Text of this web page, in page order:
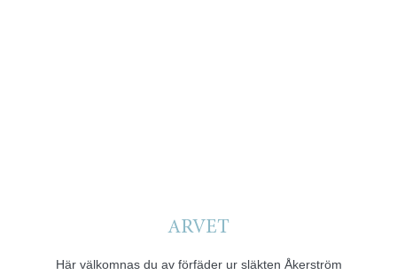
ARVET
Här välkomnas du av förfäder ur släkten Åkerström